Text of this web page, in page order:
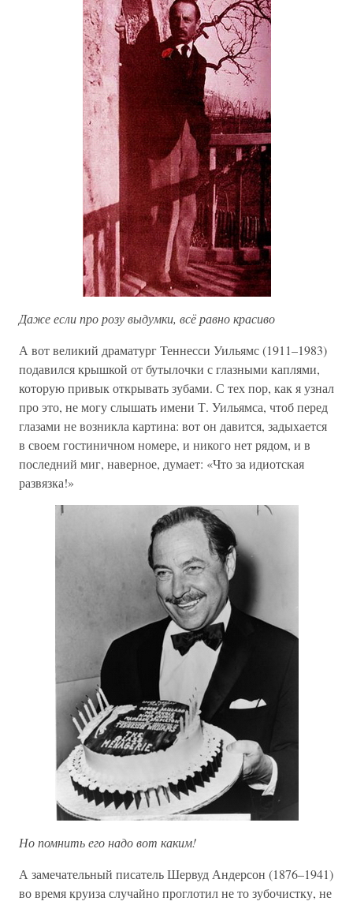
Даже если про розу выдумки, всё равно красиво
А вот великий драматург Теннесси Уильямс (1911–1983)
подавился крышкой от бутылочки с глазными каплями,
которую привык открывать зубами. С тех пор, как я узнал
про это, не могу слышать имени Т. Уильямса, чтоб перед
глазами не возникла картина: вот он давится, задыхается
в своем гостиничном номере, и никого нет рядом, и в
последний миг, наверное, думает: «Что за идиотская
развязка!»
Но помнить его надо вот каким!
А замечательный писатель Шервуд Андерсон (1876–1941)
во время круиза случайно проглотил не то зубочистку, не